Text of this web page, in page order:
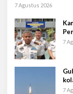
7 Agustus 2026
7
7